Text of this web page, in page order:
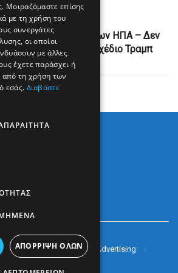
Next Post
τη «σοβαρότητα» των ΗΠΑ – Δεν
απάντησή του στο σχέδιο Τραμπ
Preveza 93
Arkè Advertising
Μοιραζόμαστε επίσης
με τη χρήση του
συνεργάτες
οι οποίοι
με άλλες
έχετε παράσχει ή
από τη χρήση των
εσάς. Διαβάστε
ΑΠΌΡΡΙΨΗ ΌΛΩΝ